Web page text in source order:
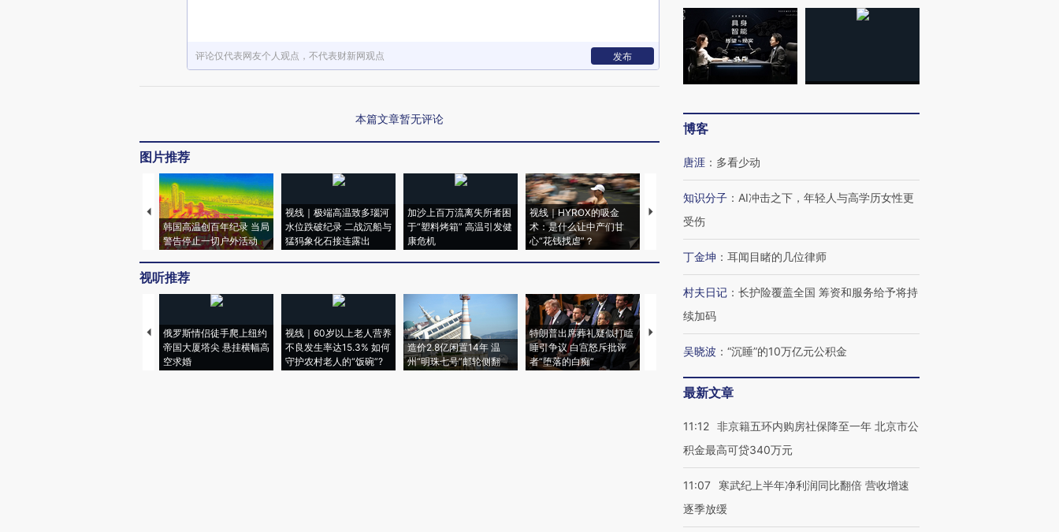
评论仅代表网友个人观点，不代表财新网观点 发布
本篇文章暂无评论
图片推荐
韩国高温创百年纪录 当局
警告停止一切户外活动
视线｜极端高温致多瑙河
水位跌破纪录 二战沉船与
猛犸象化石接连露出
加沙上百万流离失所者困
于“塑料烤箱” 高温引发健
康危机
视线｜HYROX的吸金
术：是什么让中产们甘
心“花钱找虐”？
马航飞行员跨国走私7万
粒摇头丸 尿检体内含3种
育部长拱下台
飞地休达
视听推荐
俄罗斯情侣徒手爬上纽约
帝国大厦塔尖 悬挂横幅高
空求婚
视线｜60岁以上老人营养
不良发生率达15.3% 如何
守护农村老人的“饭碗”?
造价2.8亿闲置14年 温
州“明珠七号”邮轮侧翻
特朗普出席葬礼疑似打瞌
睡引争议 白宫怒斥批评
者“堕落的白痴”
韩国高温创百年纪录 当局
视线｜全球最热百城独占
97个 印度如何熬过48°C
博客
唐涯 ： 多看少动
知识分子 ： AI冲击之下，年轻人与高学历女性更
受伤
丁金坤 ： 耳闻目睹的几位律师
村夫日记 ： 长护险覆盖全国 筹资和服务给予将持
续加码
吴晓波 ： “沉睡”的10万亿元公积金
最新文章
11:12 非京籍五环内购房社保降至一年 北京市公
积金最高可贷340万元
11:07
寒武纪上半年净利润同比翻倍 营收增速
逐季放缓